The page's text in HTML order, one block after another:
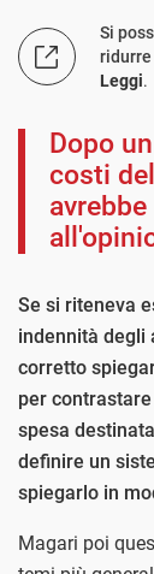
Si
ridurre
Leggi.
Dopo
costi
Se si riteneva
indennità degli
corretto
per
spesa
definire un
spiegarlo in
Magari poi